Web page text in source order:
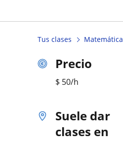
Tus clases Matemática
Precio
$ 50/h
Suele dar
clases en